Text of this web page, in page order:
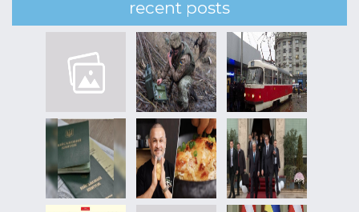
recent posts